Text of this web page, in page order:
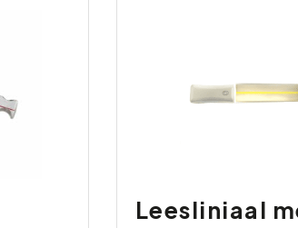
Leesliniaal